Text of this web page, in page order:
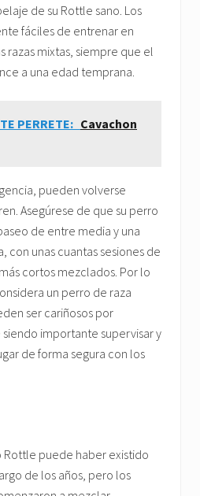
de su Rottle sano. Los
fáciles de entrenar en
razas mixtas, siempre que el
a una edad temprana.
PERRETE: Cavachon
pueden volverse
Asegúrese de que su perro
de entre media y una
con unas cuantas sesiones de
cortos mezclados. Por lo
un perro de raza
ser cariñosos por
importante supervisar y
de forma segura con los
Rottle puede haber existido
de los años, pero los